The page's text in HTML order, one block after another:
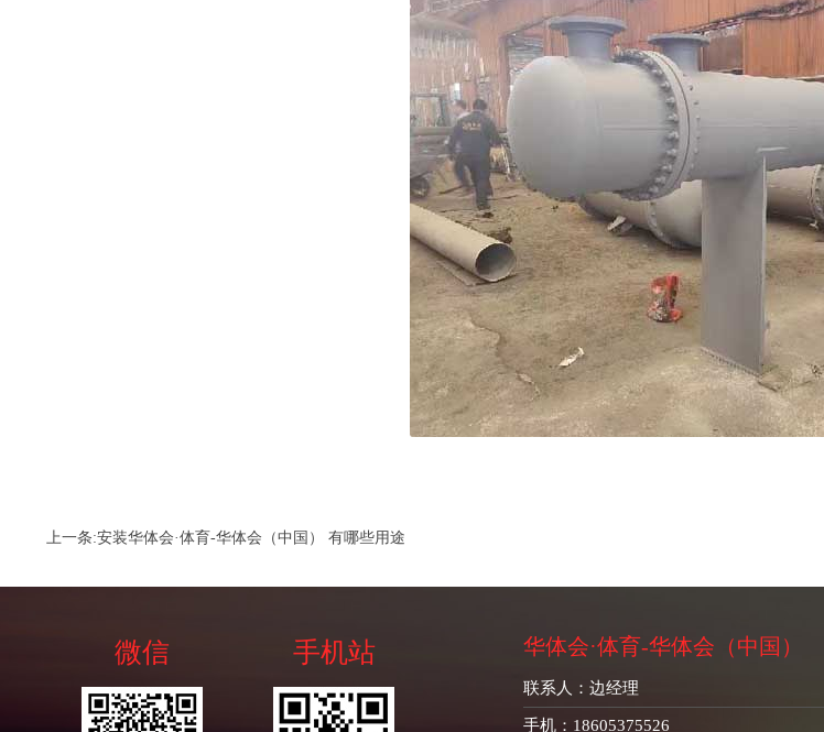
上一条:安装华体会·体育-华体会（中国） 有哪些用途
微信 手机站 华体会·体育-华体会（中国）
联系人：边经理
手机：18605375526